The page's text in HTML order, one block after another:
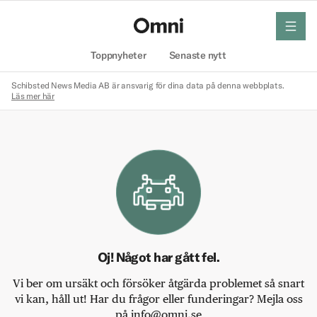
Toppnyheter Senaste nytt
meny
Schibsted News Media AB är ansvarig för dina data på denna webbplats.
Läs mer här
Oj! Något har gått fel.
Vi ber om ursäkt och försöker åtgärda problemet så snart
vi kan, håll ut! Har du frågor eller funderingar? Mejla oss